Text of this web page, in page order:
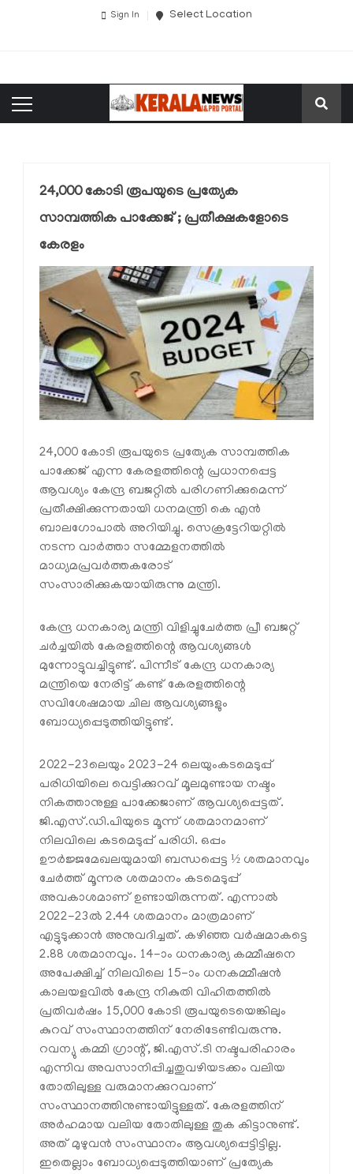
Sign In Select Location
24,000 കോടി രൂപയുടെ പ്രത്യേക
സാമ്പത്തിക പാക്കേജ് ; പ്രതീക്ഷകളോടെ
കേരളം
24,000 കോടി രൂപയുടെ പ്രത്യേക സാമ്പത്തിക
പാക്കേജ് എന്ന കേരളത്തിന്റെ പ്രധാനപ്പെട്ട
ആവശ്യം കേന്ദ്ര ബജറ്റിൽ പരിഗണിക്കുമെന്ന്
പ്രതീക്ഷിക്കുന്നതായി ധനമന്ത്രി കെ എൻ
ബാലഗോപാൽ അറിയിച്ചു. സെക്രട്ടേറിയറ്റിൽ
നടന്ന വാർത്താ സമ്മേളനത്തിൽ
മാധ്യമപ്രവർത്തകരോട്
സംസാരിക്കുകയായിരുന്നു മന്ത്രി.
കേന്ദ്ര ധനകാര്യ മന്ത്രി വിളിച്ചുചേർത്ത പ്രീ ബജറ്റ്
ചർച്ചയിൽ കേരളത്തിന്റെ ആവശ്യങ്ങൾ
മുന്നോട്ടുവച്ചിട്ടുണ്ട്. പിന്നീട് കേന്ദ്ര ധനകാര്യ
മന്ത്രിയെ നേരിട്ട് കണ്ട് കേരളത്തിന്റെ
സവിശേഷമായ ചില ആവശ്യങ്ങളും
ബോധ്യപ്പെടുത്തിയിട്ടുണ്ട്.
2022-23ലെയും 2023-24 ലെയുംകടമെടുപ്പ്
പരിധിയിലെ വെട്ടിക്കുറവ് മൂലമുണ്ടായ നഷ്ടം
നികത്താനുള്ള പാക്കേജാണ് ആവശ്യപ്പെട്ടത്.
ജി.എസ്.ഡി.പിയുടെ മൂന്ന് ശതമാനമാണ്
നിലവിലെ കടമെടുപ്പ് പരിധി. ഒപ്പം
ഊർജ്ജമേഖലയുമായി ബന്ധപ്പെട്ട ½ ശതമാനവും
ചേർത്ത് മൂന്നര ശതമാനം കടമെടുപ്പ്
അവകാശമാണ് ഉണ്ടായിരുന്നത്. എന്നാൽ
2022-23ൽ 2.44 ശതമാനം മാത്രമാണ്
എട്ടുടുക്കാൻ അനുവദിച്ചത്. കഴിഞ്ഞ വർഷമാകട്ടെ
2.88 ശതമാനവും. 14-ാം ധനകാര്യ കമ്മീഷനെ
അപേക്ഷിച്ച് നിലവിലെ 15-ാം ധനകമ്മീഷൻ
കാലയളവിൽ കേന്ദ്ര നികുതി വിഹിതത്തിൽ
പ്രതിവർഷം 15,000 കോടി രൂപയുടെയെങ്കിലും
കുറവ് സംസ്ഥാനത്തിന് നേരിടേണ്ടിവരുന്നു.
റവന്യു കമ്മി ഗ്രാന്റ്, ജി.എസ്.ടി നഷ്ടപരിഹാരം
എന്നിവ അവസാനിപ്പിച്ചതുവഴിയടക്കം വലിയ
തോതിലുള്ള വരുമാനക്കുറവാണ്
സംസ്ഥാനത്തിനുണ്ടായിട്ടുള്ളത്. കേരളത്തിന്
അർഹമായ വലിയ തോതിലുള്ള തുക കിട്ടാനുണ്ട്.
അത് മുഴുവൻ സംസ്ഥാനം ആവശ്യപ്പെട്ടിട്ടില്ല.
ഇതെല്ലാം ബോധ്യപ്പെടുത്തിയാണ് പ്രത്യേക